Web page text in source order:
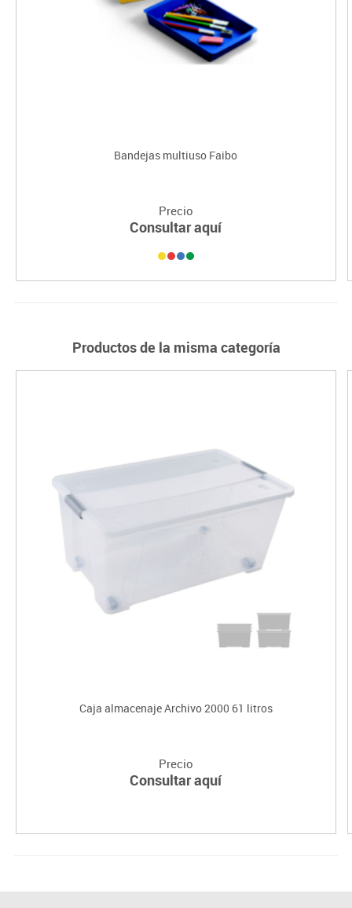
Bandejas multiuso Faibo
Precio
Consultar aquí
Productos de la misma categoría
Caja almacenaje Archivo 2000 61 litros
Precio
Consultar aquí